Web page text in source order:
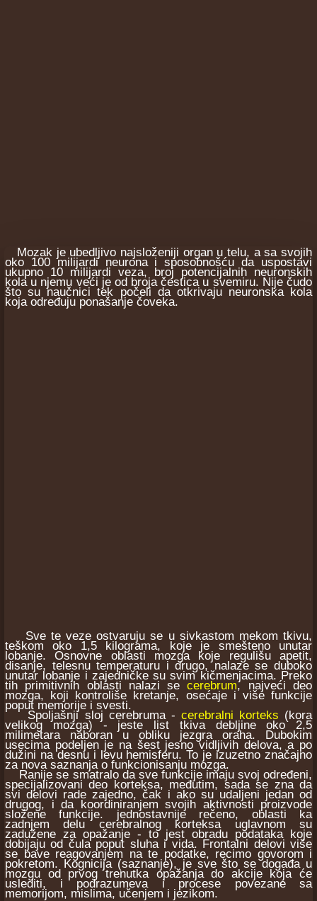
Mozak je ubedljivo najsloženiji organ u telu, a sa svojih
oko 100 milijardi neurona i sposobnošću da uspostavi
ukupno 10 milijardi veza, broj potencijalnih neuronskih
kola u njemu veći je od broja čestica u svemiru. Nije čudo
što su naučnici tek počeli da otkrivaju neuronska kola
koja određuju ponašanje čoveka.
Sve te veze ostvaruju se u sivkastom mekom tkivu,
teškom oko 1,5 kilograma, koje je smešteno unutar
lobanje. Osnovne oblasti mozga koje regulišu apetit,
disanje, telesnu temperaturu i drugo, nalaze se duboko
unutar lobanje i zajedničke su svim kičmenjacima. Preko
tih primitivnih oblasti nalazi secerebrum, najveći deo
mozga, koji kontroliše kretanje, osećaje i više funkcije
poput memorije i svesti.
Spoljašnji sloj cerebruma - cerebralni korteks (kora
velikog mozga) - jeste list tkiva debljine oko 2,5
milimetara naboran u obliku jezgra oraha. Dubokim
usecima podeljen je na šest jesno vidljivih delova, a po
dužini na desnu i levu hemisferu. To je izuzetno značajno
za nova saznanja o funkcionisanju mozga.
Ranije se smatralo da sve funkcije imaju svoj određeni,
specijalizovani deo korteksa, međutim, sada se zna da
svi delovi rade zajedno, čak i ako su udaljeni jedan od
drugog, i da koordiniranjem svojih aktivnosti proizvode
složene funkcije. jednostavnije rečeno, oblasti ka
zadnjem delu cerebralnog korteksa uglavnom su
zadužene za opažanje - to jest obradu podataka koje
dobijaju od čula poput sluha i vida. Frontalni delovi više
se bave reagovanjem na te podatke, recimo govorom i
pokretom. Kognicija (saznanje), je sve što se događa u
mozgu od prvog trenutka opažanja do akcije koja će
uslediti, i podrazumeva i procese povezane sa
memorijom, mislima, učenjem i jezikom.